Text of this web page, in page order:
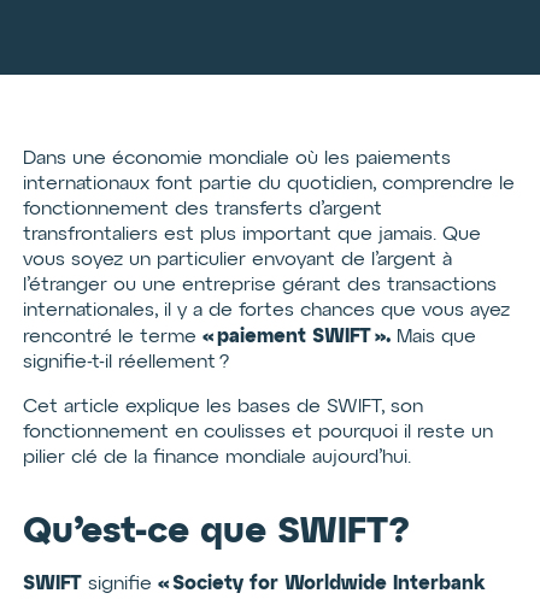
Dans une économie mondiale où les paiements
internationaux font partie du quotidien, comprendre le
fonctionnement des transferts d’argent
transfrontaliers est plus important que jamais. Que
vous soyez un particulier envoyant de l’argent à
l’étranger ou une entreprise gérant des transactions
internationales, il y a de fortes chances que vous ayez
rencontré le terme« paiement SWIFT ». Mais que
signifie-t-il réellement ?
Cet article explique les bases de SWIFT, son
fonctionnement en coulisses et pourquoi il reste un
pilier clé de la finance mondiale aujourd’hui.
Qu’est-ce que SWIFT?
SWIFT signifie« Society for Worldwide Interbank